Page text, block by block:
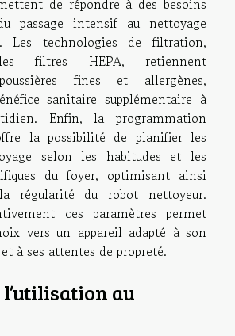
de répondre à des besoins
passage intensif au nettoyage
Les technologies de filtration,
filtres HEPA, retiennent
fines et allergènes,
sanitaire supplémentaire à
Enfin, la programmation
la possibilité de planifier les
selon les habitudes et les
du foyer, optimisant ainsi
régularité du robot nettoyeur.
ces paramètres permet
vers un appareil adapté à son
à ses attentes de propreté.
au